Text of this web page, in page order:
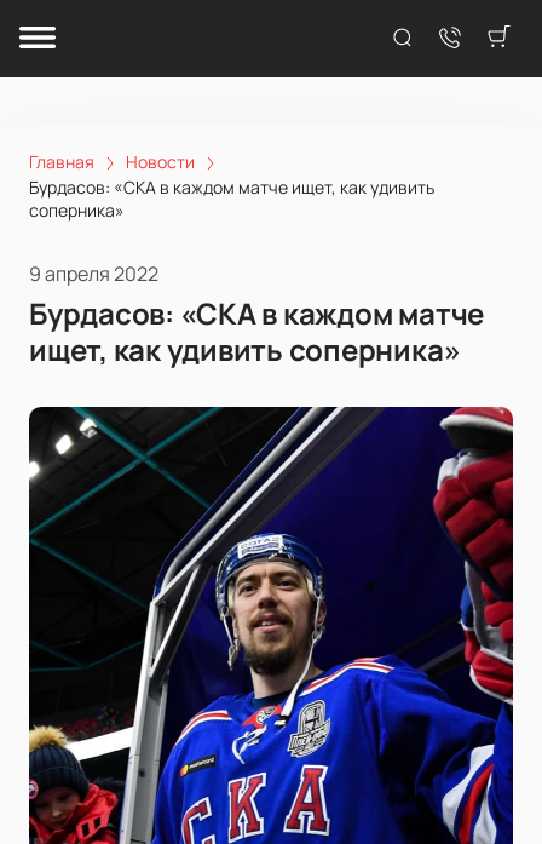
Главная
Новости
Бурдасов: «СКА в каждом матче ищет, как удивить
соперника»
9 апреля 2022
Бурдасов: «СКА в каждом матче
ищет, как удивить соперника»